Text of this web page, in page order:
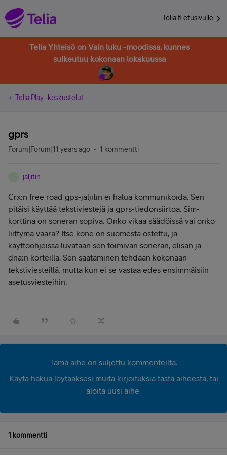
Telia.fi etusivulle
Telia Yhteisö on Vain luku -moodissa, kunnes
sulkeutuu kokonaan lokakuussa
Telia Play -keskustelut
gprs
Forum|Forum|11 years ago 1 kommentti
jaljitin
Crx:n free road gps-jäljitin ei halua kommunikoida. Sen
pitäisi käyttää tekstiviestejä ja gprs-tiedonsiirtoa. Sim-
korttina on soneran sopiva. Onko vikaa säädöissä vai onko
liittymä väärä? Itse kone on suomesta ostettu, ja
käyttöohjeissa luvataan sen toimivan soneran, elisan ja
dna:n korteilla. Sen säätäminen tehdään kokonaan
tekstiviesteillä, mutta kun ei se vastaa edes ensimmäisiin
asetusviesteihin.
Tämä aihe on suljettu kommenteilta.
Käytä hakua löytääksesi muita kirjoituksia tästä aiheesta, tai
aloita uusi aihe.
1 kommentti